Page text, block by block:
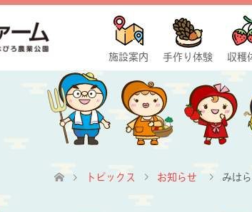
施設案内 手作り体験 収穫
トピックス お知らせ みは